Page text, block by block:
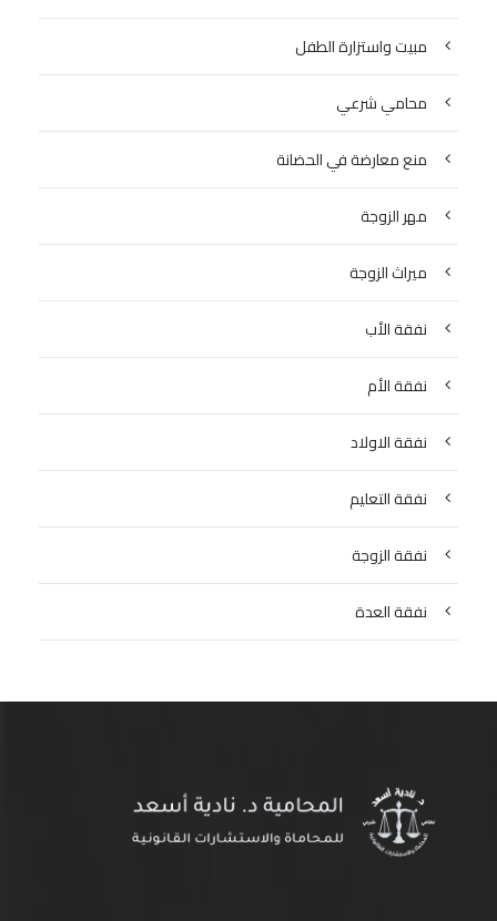
مبيت واستزارة الطفل
محامي شرعي
منع معارضة في الحضانة
مهر الزوجة
ميراث الزوجة
نفقة الأب
نفقة الأم
نفقة الاولاد
نفقة التعليم
نفقة الزوجة
نفقة العدة